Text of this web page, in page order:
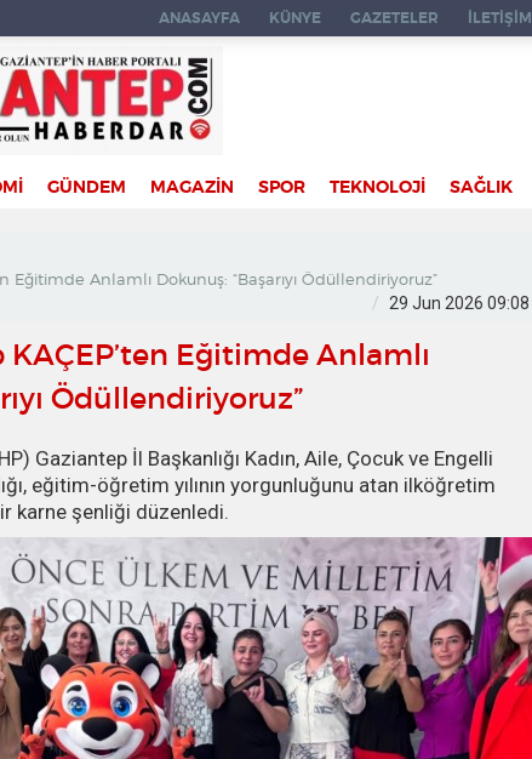
ANASAYFA KÜNYE GAZETELER İLETİŞİM
GÜNDEM MAGAZİN SPOR TEKNOLOJİ SAĞLIK
Eğitimde Anlamlı Dokunuş: “Başarıyı Ödüllendiriyoruz”
29 Jun 2026 09:08
Eğitimde Anlamlı
Ödüllendiriyoruz”
Gaziantep İl Başkanlığı Kadın, Aile, Çocuk ve Engelli
eğitim-öğretim yılının yorgunluğunu atan ilköğretim
karne şenliği düzenledi.